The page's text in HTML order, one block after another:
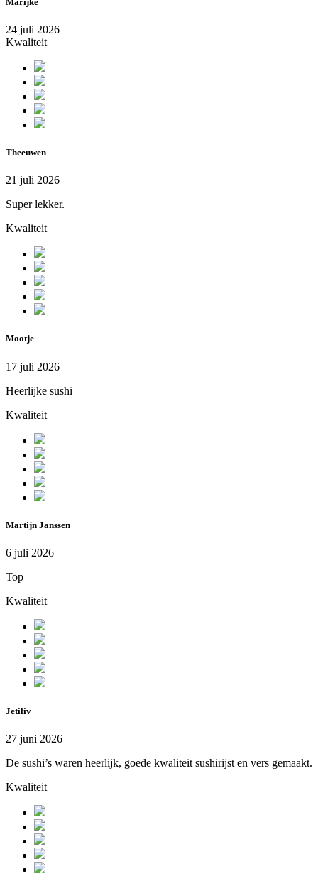
24 juli 2026
Kwaliteit
Theeuwen
21 juli 2026
Super lekker.
Kwaliteit
Mootje
17 juli 2026
Heerlijke sushi
Kwaliteit
Martijn Janssen
6 juli 2026
Top
Kwaliteit
Jetiliv
27 juni 2026
De sushi’s waren heerlijk, goede kwaliteit sushirijst en vers gemaakt.
Kwaliteit